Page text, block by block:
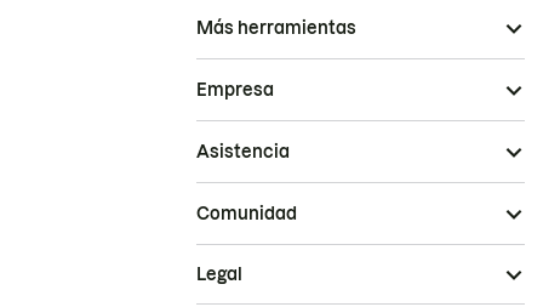
Más herramientas
Empresa
Asistencia
Comunidad
Legal